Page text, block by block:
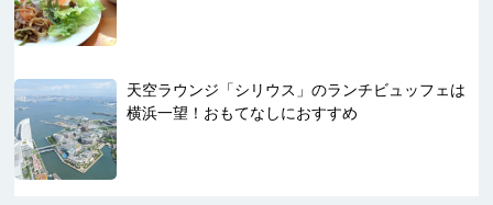
天空ラウンジ「シリウス」のランチビュッフェは
横浜一望！おもてなしにおすすめ